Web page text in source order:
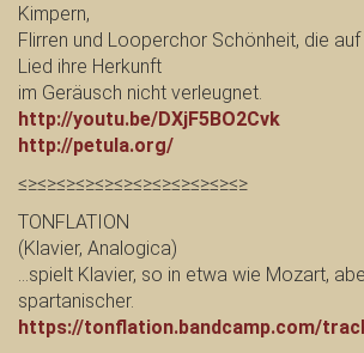
Kimpern,
Flirren und Looperchor Schönheit, die
Lied ihre Herkunft
im Geräusch nicht verleugnet.
http://youtu.be/DXjF5BO2Cvk
http://petula.org/
≤≥≤≥≤≥≤≥≤≥≤≥≤≥≤≥≤≥≤≥≤≥≤≥
TONFLATION
(Klavier, Analogica)
…spielt Klavier, so in etwa wie Mozart,
spartanischer.
https://tonflation.bandcamp.com/